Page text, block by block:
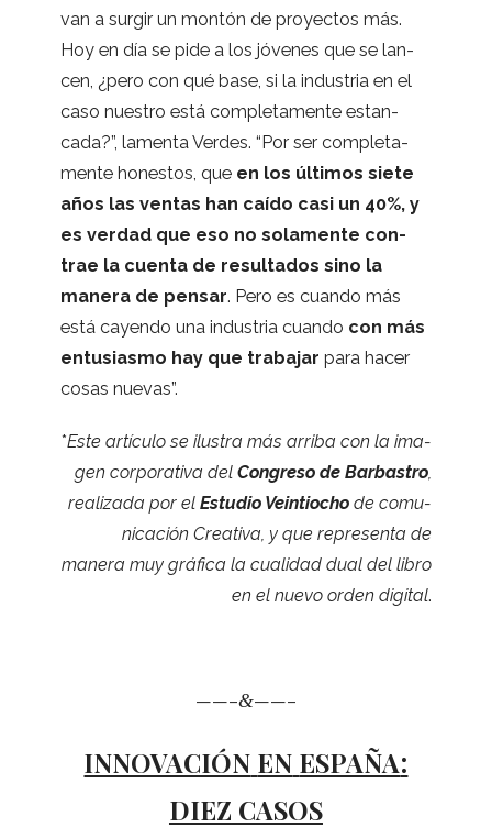
van a sur­gir un mon­tón de pro­yec­tos más.
Hoy en día se pide a los jóve­nes que se lan­
cen, ¿pero con qué base, si la indus­tria en el
caso nues­tro está com­ple­ta­mente estan­
cada?”, lamenta Ver­des. “Por ser com­ple­ta­
mente hones­tos, que en los últi­mos siete
años las ven­tas han caído casi un 40%, y
es ver­dad que eso no sola­mente con­
trae la cuenta de resul­ta­dos sino la
manera de pen­sar. Pero es cuando más
está cayendo una indus­tria cuando con más
entu­siasmo hay que tra­ba­jar para hacer
cosas nuevas”.
*Este artículo se ilus­tra más arriba con la ima­
gen cor­po­ra­tiva delCon­greso de Bar­bas­tro
rea­li­zada por elEstu­dio Vein­tio­cho de comu­
ni­ca­ción Crea­tiva, y que repre­senta de
manera muy grá­fica la cua­li­dad dual del libro
en el nuevo orden digi­tal.
——–&——–
INNOVACIÓN EN ESPAÑA:
DIEZ CASOS